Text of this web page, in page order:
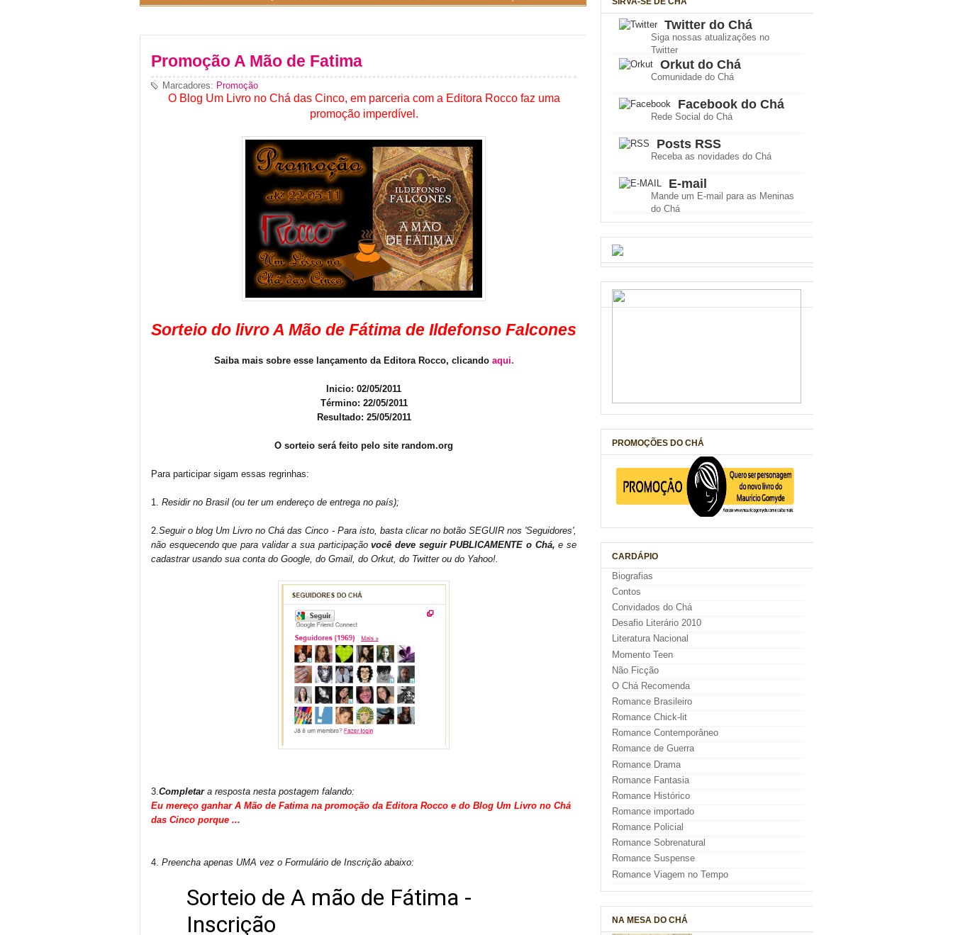
Promoção A Mão de Fatima
Marcadores: Promoção
O Blog Um Livro no Chá das Cinco, em parceria com a Editora Rocco faz uma
promoção imperdível.
Sorteio do livro A Mão de Fátima de Ildefonso Falcones
Saiba mais sobre esse lançamento da Editora Rocco, clicando aqui.
Inicio: 02/05/2011
Término: 22/05/2011
Resultado: 25/05/2011
O sorteio será feito pelo site random.org
Para participar sigam essas regrinhas:
1. Residir no Brasil (ou ter um endereço de entrega no país);
2. Seguir o blog Um Livro no Chá das Cinco - Para isto, basta clicar no botão SEGUIR nos 'Seguidores',
não esquecendo que para validar a sua participaçãovocê deve seguir PUBLICAMENTE o Chá, e se
cadastrar usando sua conta do Google, do Gmail, do Orkut, do Twitter ou do Yahoo!.
3. Completara resposta nesta postagem falando:
Eu mereço ganhar A Mão de Fatima na promoção da Editora Rocco e do Blog Um Livro no Chá
das Cinco porque ...
4. Preencha apenas UMA vez o Formulário de Inscrição abaixo:
Twitter do Chá
Siga nossas atualizações no
Twitter
Orkut do Chá
Comunidade do Chá
Facebook do Chá
Rede Social do Chá
Posts RSS
Receba as novidades do Chá
E-mail
Mande um E-mail para as Meninas
do Chá
PROMOÇÕES DO CHÁ
CARDÁPIO
Biografias
Contos
Convidados do Chá
Desafio Literário 2010
Literatura Nacional
Momento Teen
Não Ficção
O Chá Recomenda
Romance Brasileiro
Romance Chick-lit
Romance Contemporâneo
Romance de Guerra
Romance Drama
Romance Fantasia
Romance Histórico
Romance importado
Romance Policial
Romance Sobrenatural
Romance Suspense
Romance Viagem no Tempo
NA MESA DO CHÁ